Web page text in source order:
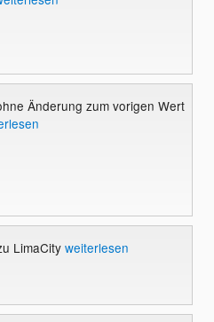
Änderung zum vorigen Wert
LimaCity weiterlesen